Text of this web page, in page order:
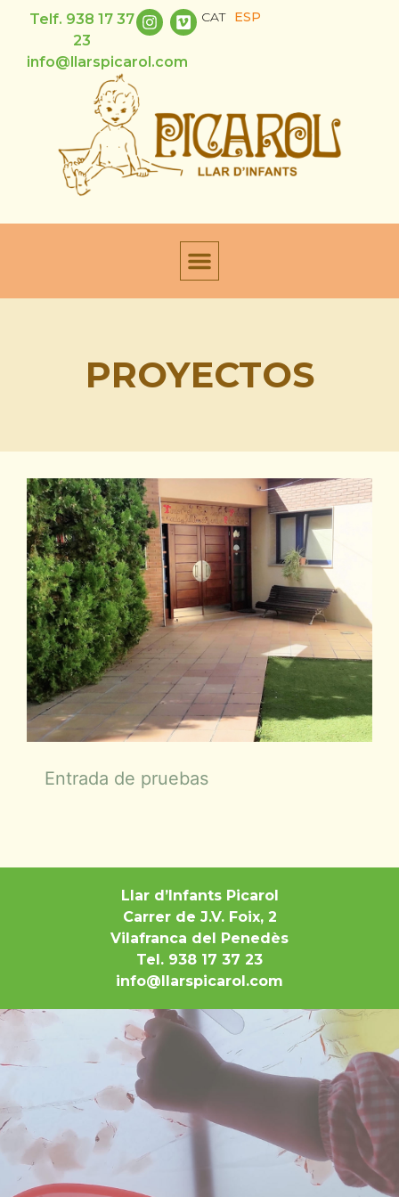
Telf. 938 17 37
23
info@llarspicarol.com
CAT ESP
PROYECTOS
Entrada de pruebas
Llar d’Infants Picarol
Carrer de J.V. Foix, 2
Vilafranca del Penedès
Tel. 938 17 37 23
info@llarspicarol.com